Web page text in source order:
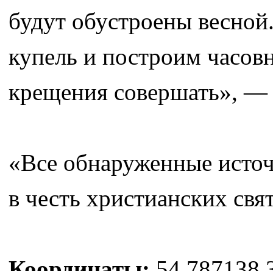
будут обустроены
купель и построим
крещения совершать», —
«Все обнаруженные
в честь христианских